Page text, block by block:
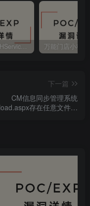
金蝶EAS BSHService 存在远程代码执行
下一篇
CM信息同步管理系统
存在任意文件上